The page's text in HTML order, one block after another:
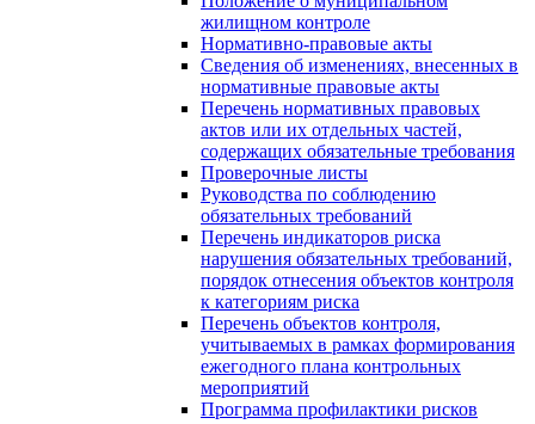
жилищном контроле
Нормативно-правовые акты
Сведения об изменениях, внесенных в
нормативные правовые акты
Перечень нормативных правовых
актов или их отдельных частей,
содержащих обязательные требования
Проверочные листы
Руководства по соблюдению
обязательных требований
Перечень индикаторов риска
нарушения обязательных требований,
порядок отнесения объектов контроля
к категориям риска
Перечень объектов контроля,
учитываемых в рамках формирования
ежегодного плана контрольных
мероприятий
Программа профилактики рисков